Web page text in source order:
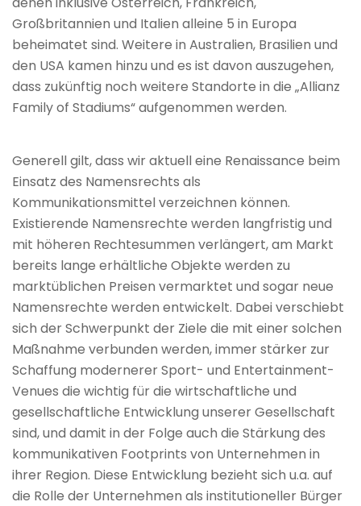
Großbritannien und Italien alleine 5 in Europa
beheimatet sind. Weitere in Australien, Brasilien und
den USA kamen hinzu und es ist davon auszugehen,
dass zukünftig noch weitere Standorte in die „Allianz
Family of Stadiums“ aufgenommen werden.
Generell gilt, dass wir aktuell eine Renaissance beim
Einsatz des Namensrechts als
Kommunikationsmittel verzeichnen können.
Existierende Namensrechte werden langfristig und
mit höheren Rechtesummen verlängert, am Markt
bereits lange erhältliche Objekte werden zu
marktüblichen Preisen vermarktet und sogar neue
Namensrechte werden entwickelt. Dabei verschiebt
sich der Schwerpunkt der Ziele die mit einer solchen
Maßnahme verbunden werden, immer stärker zur
Schaffung modernerer Sport- und Entertainment-
Venues die wichtig für die wirtschaftliche und
gesellschaftliche Entwicklung unserer Gesellschaft
sind, und damit in der Folge auch die Stärkung des
kommunikativen Footprints von Unternehmen in
ihrer Region. Diese Entwicklung bezieht sich u.a. auf
die Rolle der Unternehmen als institutioneller Bürger